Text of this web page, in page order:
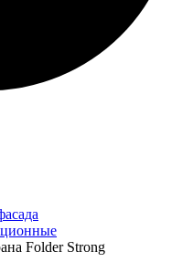
Folder Strong